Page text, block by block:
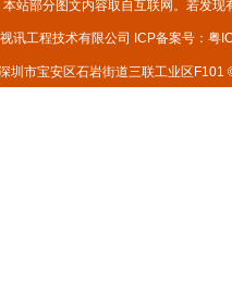
本站部分图文内容取自互联网。若发
讯工程技术有限公司 ICP备案号： 粤
圳市宝安区石岩街道三联工业区